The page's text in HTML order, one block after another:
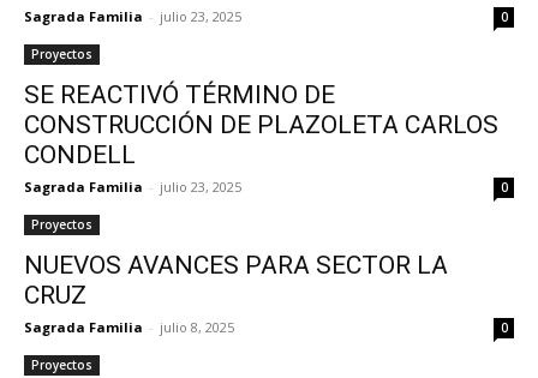
Sagrada Familia - julio 23, 2025 0
Proyectos
SE REACTIVÓ TÉRMINO DE
CONSTRUCCIÓN DE PLAZOLETA CARLOS
CONDELL
Sagrada Familia - julio 23, 2025 0
Proyectos
NUEVOS AVANCES PARA SECTOR LA
CRUZ
Sagrada Familia - julio 8, 2025 0
Proyectos